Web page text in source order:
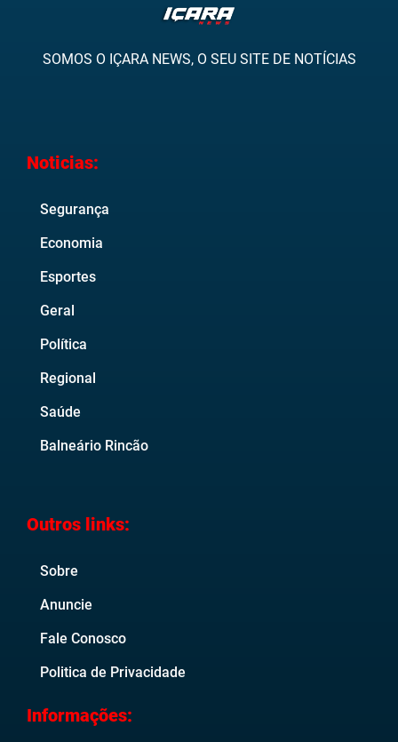
SOMOS O IÇARA NEWS, O SEU SITE DE NOTÍCIAS
Noticias:
Segurança
Economia
Esportes
Geral
Política
Regional
Saúde
Balneário Rincão
Outros links:
Sobre
Anuncie
Fale Conosco
Politica de Privacidade
Informações: